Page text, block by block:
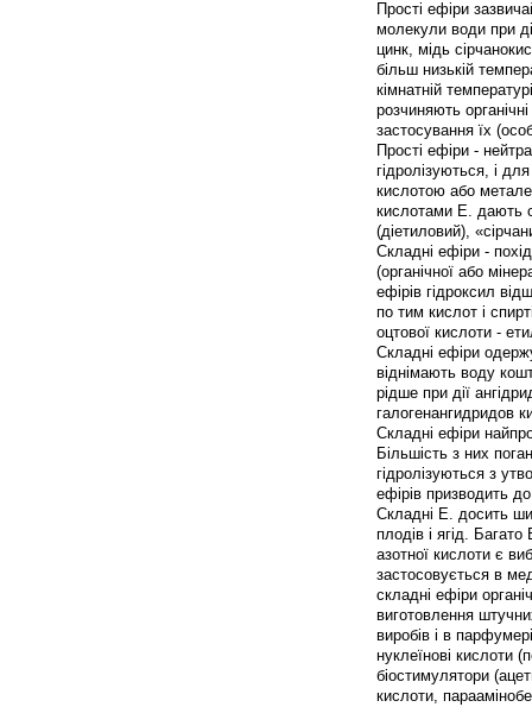
Прості ефіри
молекули води при
цинк, мідь
більш низькій
кімнатній
розчиняють
застосування їх
Прості ефіри -
гідролізуються, і
кислотою або
кислотами Е. дають
(діетиловий),
Складні ефіри -
(органічної або
ефірів гідроксил
по тим кислот і
оцтової кислоти -
Складні ефіри
віднімають воду
рідше при дії
галогенангидридов
Складні ефіри
Більшість з них
гідролізуються з
ефірів призводить
Складні Е. досить
плодів і ягід.
азотної кислоти є
застосовується в
складні ефіри
виготовлення
виробів і в
нуклеїнові кислоти
біостимулятори
кислоти,